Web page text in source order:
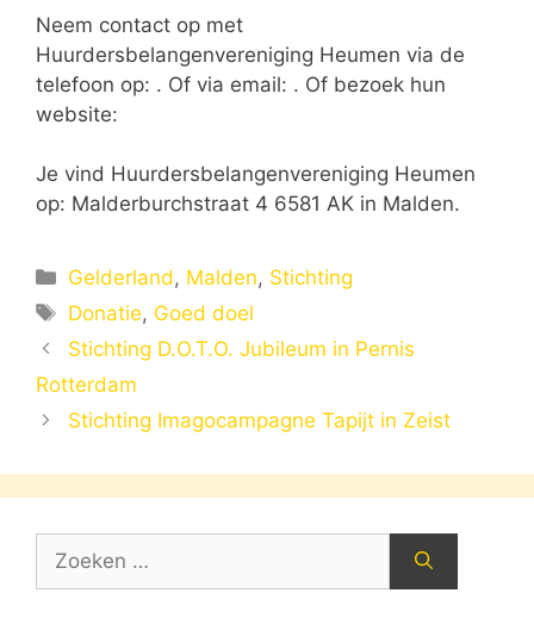
Neem contact op met
Huurdersbelangenvereniging Heumen via de
telefoon op: . Of via email: . Of bezoek hun
website:
Je vind Huurdersbelangenvereniging Heumen
op: Malderburchstraat 4 6581 AK in Malden.
Categorieën
Gelderland, Malden, Stichting
Tags
Donatie, Goed doel
Stichting D.O.T.O. Jubileum in Pernis
Rotterdam
Stichting Imagocampagne Tapijt in Zeist
Zoek